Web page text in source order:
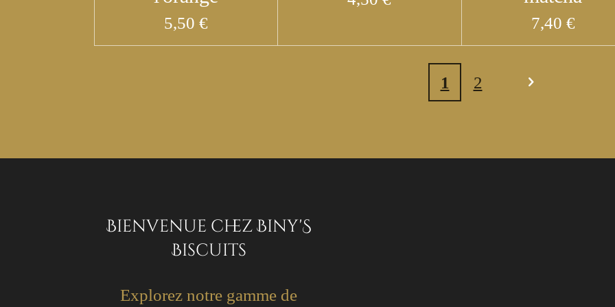
5,50 € 7,40 €
1 2
Bienvenue chez Biny'S
Biscuits
Explorez notre gamme de